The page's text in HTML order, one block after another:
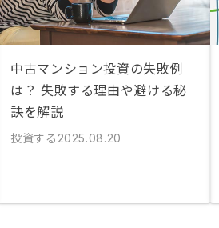
中古マンション投資の失敗例
は？ 失敗する理由や避ける秘
訣を解説
投資する 2025.08.20